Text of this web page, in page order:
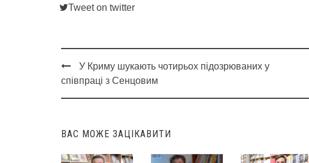
Tweet on twitter
Post
navigation
У Криму шукають чотирьох підозрюваних у
співпраці з Сенцовим
ВАС МОЖЕ ЗАЦІКАВИТИ